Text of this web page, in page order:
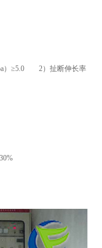
）≥5.0 2）扯断伸长率